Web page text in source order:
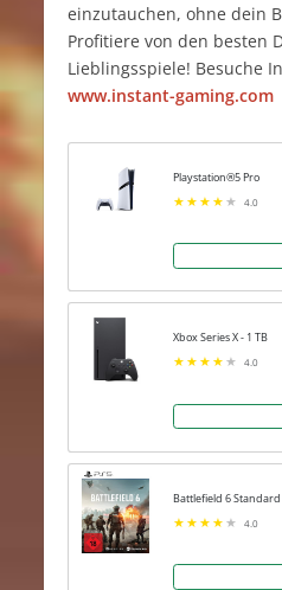
einzutauchen, ohne dein
Profitiere von den besten
Lieblingsspiele! Besuche
www.instant-gaming.com
Playstation®5 Pro
4.0
Xbox Series X - 1 TB
4.0
Battlefield 6
4.0